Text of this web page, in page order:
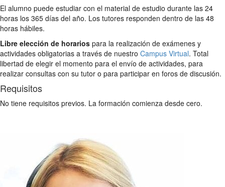
El alumno puede estudiar con el material de estudio durante las 24
horas los 365 días del año. Los tutores responden dentro de las 48
horas hábiles.
Libre elección de horarios para la realización de exámenes y
actividades obligatorias a través de nuestro Campus Virtual. Total
libertad de elegir el momento para el envío de actividades, para
realizar consultas con su tutor o para participar en foros de discusión.
Requisitos
No tiene requisitos previos. La formación comienza desde cero.